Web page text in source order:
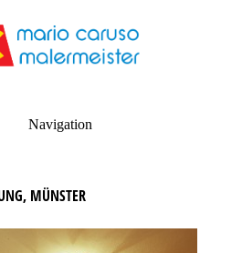
Navigation
MÜNSTER